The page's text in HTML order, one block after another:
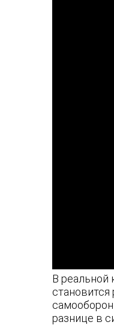
В реальной
разнице в